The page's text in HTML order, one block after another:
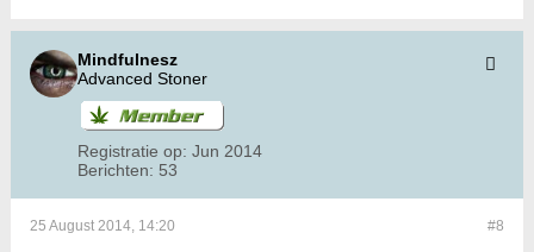
Mindfulnesz
Advanced Stoner
Registratie op: Jun 2014
Berichten: 53
#8
25 August 2014, 14:20